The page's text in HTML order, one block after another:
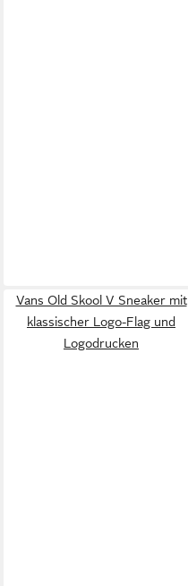
Vans Old Skool V Sneaker mit
klassischer Logo-Flag und
Logodrucken